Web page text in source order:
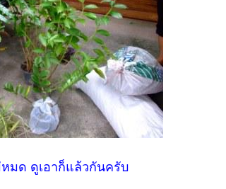
มด ดูเอาก็แล้วกันครับ